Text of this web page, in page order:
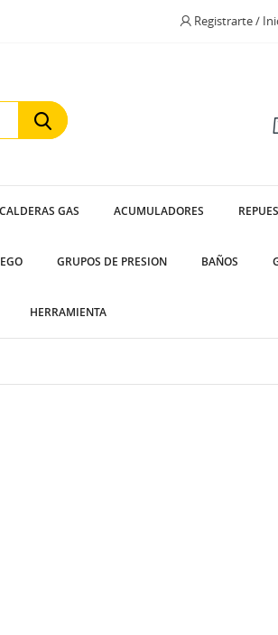
Registrarte /
GAS ACUMULADORES
GRUPOS DE PRESION BAÑOS
HERRAMIENTA